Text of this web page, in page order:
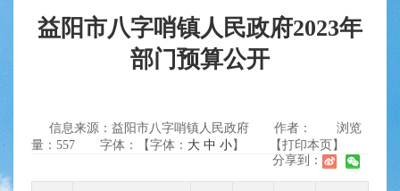
信息公开
互动交流
益阳市八字哨镇人民政府2023年
部门预算公开
信息来源：益阳市八字哨镇人民政府 作者：
浏览
量： 557 字体：【字体： 大 中 小】
【打印本页】
分享到：